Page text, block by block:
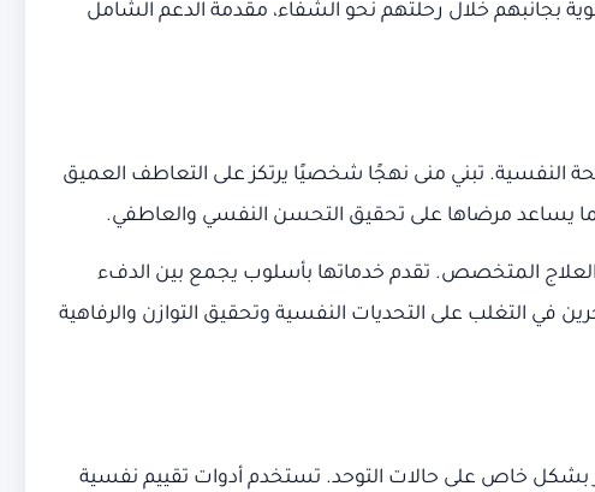
بجانبهم خلال رحلتهم نحو الشفاء، مقدمة الدعم الشامل
بفضل خبرتها الإكلينيكية التي استمرت لأكثر من 7 سنوات في مجال الصحة النفسية. تبني منى نهجًا شخصيًا يرتكز على التعاطف العميق
مما يساعد مرضاها على تحقيق التحسن النفسي والعاطفي.
المتخصص. تقدم خدماتها بأسلوب يجمع بين الدفء
في التغلب على التحديات النفسية وتحقيق التوازن والرفاهية
بشكل خاص على حالات التوحد. تستخدم أدوات تقييم نفسية